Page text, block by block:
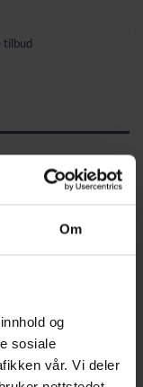
Om
og
sosiale
vår. Vi deler
tilbud
på badet som
stilrene og
ulike interiører.